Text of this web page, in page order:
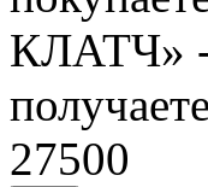
КЛАТЧ» -
27500